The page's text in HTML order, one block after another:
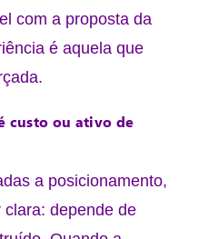
com a proposta da
é aquela que
custo ou ativo de
a posicionamento,
depende de